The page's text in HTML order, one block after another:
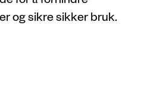
og sikre sikker bruk.